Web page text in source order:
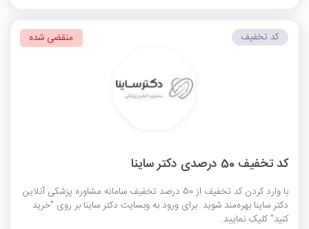
کد تخفیف 50 درصدی دکتر ساینا
با وارد کردن کد تخفیف از 50 درصد تخفیف سامانه مشاوره پزشکی آنلاین
دکتر ساینا بهره‌مند شوید. برای ورود به وبسایت دکتر ساینا بر روی "خرید
کنید" کلیک نمایید.
کد تخفیف منقضی شده